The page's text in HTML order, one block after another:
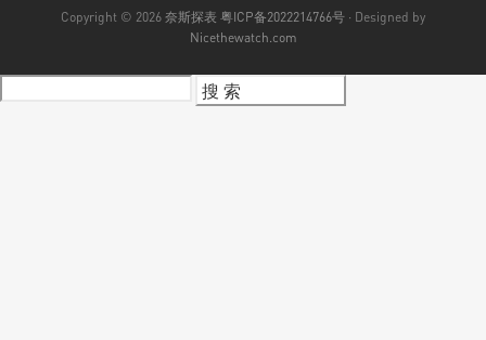
Copyright © 2026 奈斯探表 粤ICP备2022214766号 · Designed by
Nicethewatch.com